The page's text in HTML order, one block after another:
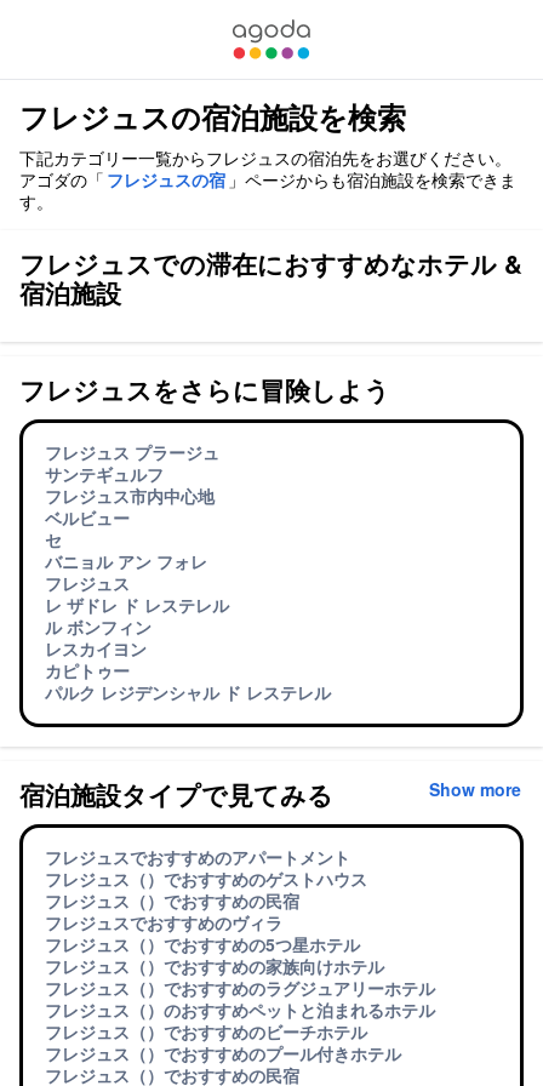
フレジュスの宿泊施設を検索
下記カテゴリー一覧からフレジュスの宿泊先をお選びください。
アゴダの「 フレジュスの宿 」ページからも宿泊施設を検索できま
す。
フレジュスでの滞在におすすめなホテル &
宿泊施設
フレジュスをさらに冒険しよう
フレジュス プラージュ
サンテギュルフ
フレジュス市内中心地
ベルビュー
セ
バニョル アン フォレ
フレジュス
レ ザドレ ド レステレル
ル ボンフィン
レスカイヨン
カピトゥー
パルク レジデンシャル ド レステレル
宿泊施設タイプで見てみる Show more
フレジュスでおすすめのアパートメント
フレジュス（）でおすすめのゲストハウス
フレジュス（）でおすすめの民宿
フレジュスでおすすめのヴィラ
フレジュス（）でおすすめの5つ星ホテル
フレジュス（）でおすすめの家族向けホテル
フレジュス（）でおすすめのラグジュアリーホテル
フレジュス（）のおすすめペットと泊まれるホテル
フレジュス（）でおすすめのビーチホテル
フレジュス（）でおすすめのプール付きホテル
フレジュス（）でおすすめの民宿